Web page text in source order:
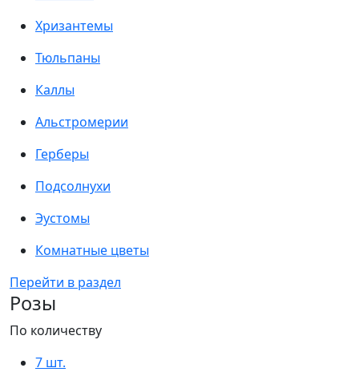
Хризантемы
Тюльпаны
Каллы
Альстромерии
Герберы
Подсолнухи
Эустомы
Комнатные цветы
Перейти в раздел
Розы
По количеству
7 шт.